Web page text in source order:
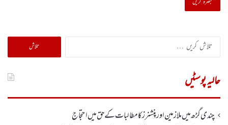
تلاش
کریں
حالیہ پوسٹیں
چندی گڑھ میں ملازمین اور پنشنرز کا مطالبات کے حق میں احتجاج